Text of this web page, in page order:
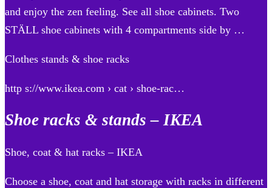
and enjoy the zen feeling. See all shoe cabinets. Two
STÄLL shoe cabinets with 4 compartments side by …
Clothes stands & shoe racks
http s://www.ikea.com › cat › shoe-rac…
Shoe racks & stands – IKEA
Shoe, coat & hat racks – IKEA
Choose a shoe, coat and hat storage with racks in different